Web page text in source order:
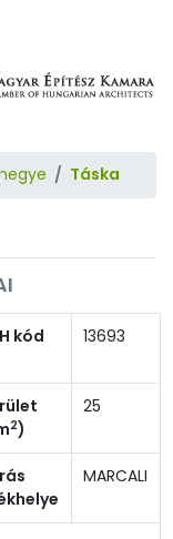
Táska
kód 13693
2)
25
MARCALI